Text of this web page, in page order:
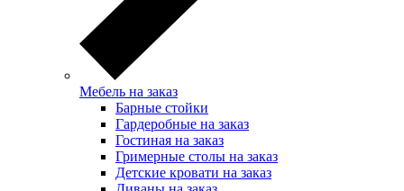
Мебель на заказ
Барные стойки
Гардеробные на заказ
Гостиная на заказ
Гримерные столы на заказ
Детские кровати на заказ